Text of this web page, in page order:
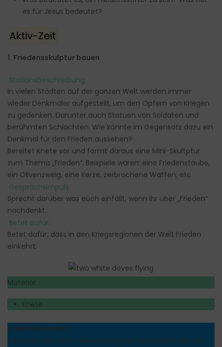
es für Jesus bedeutet?
Aktiv-Zeit
1. Friedensskulptur bauen
Stationsbeschreibung:
In vielen Städten auf der ganzen Welt werden immer
wieder Denkmäler aufgestellt, um den Opfern von Kriegen
zu gedenken. Darunter auch Statuen von Soldaten und
berühmten Schlachten. Wie könnte im Gegensatz dazu ein
Denkmal für den Frieden aussehen?
Bereitet Knete vor und formt daraus eine Mini-Skultptur
zum Thema „Frieden“. Beispiele wären: eine Friedenstaube,
ein Olivenzweig, eine Kerze, zerbrochene Waffen, etc.
Gesprächsimpuls:
Sprecht darüber was euch einfällt, wenn ihr über „Frieden“
nachdenkt.
Betet dafür:
Betet dafür, dass in den Kriegsregionen der Welt Frieden
einkehrt.
Material:
Knete
In der Bibel steht:
Denn wer das Leben lieben und gute Tage sehen will, der